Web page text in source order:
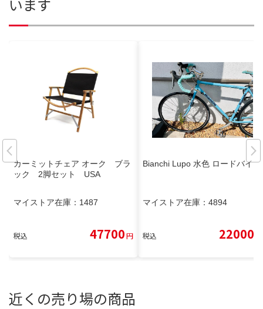
います
カーミットチェア オーク ブラ
ック 2脚セット USA
マイストア在庫： 1487
税込 47700円
Bianchi Lupo 水色 ロードバイク
マイストア在庫： 4894
税込 22000
近くの売り場の商品